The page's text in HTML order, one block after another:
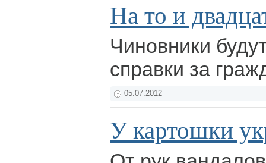
На то и
Чиновники
справки за
05.07.2012
У картошки